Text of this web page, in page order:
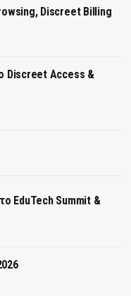
Discreet Billing
Discreet Access &
EduTech Summit &